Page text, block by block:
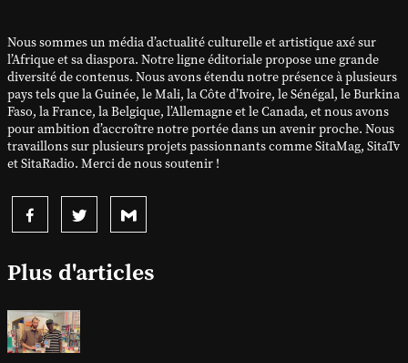
Nous sommes un média d’actualité culturelle et artistique axé sur
l’Afrique et sa diaspora. Notre ligne éditoriale propose une grande
diversité de contenus. Nous avons étendu notre présence à plusieurs
pays tels que la Guinée, le Mali, la Côte d’Ivoire, le Sénégal, le Burkina
Faso, la France, la Belgique, l’Allemagne et le Canada, et nous avons
pour ambition d’accroître notre portée dans un avenir proche. Nous
travaillons sur plusieurs projets passionnants comme SitaMag, SitaTv
et SitaRadio. Merci de nous soutenir !
Plus d'articles